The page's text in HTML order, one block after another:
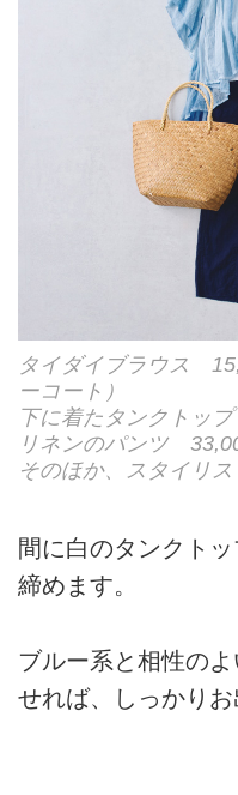
タイダイブラウス
ーコート）
下に着たタンクトッ
リネンのパンツ
そのほか、スタイリ
間に白のタンクト
締めます。
ブルー系と相性の
せれば、しっかりお